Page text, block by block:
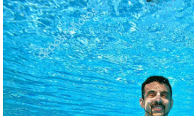
/
फै
श
न
घ
रे